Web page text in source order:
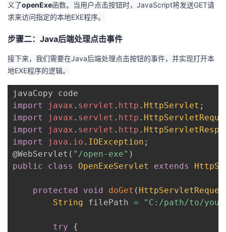
义了openExe函数。当用户点击按钮时，JavaScript将发送GET请
求来访问指定的本地EXE程序。
步骤二：Java后端处理点击事件
接下来，我们需要在Java后端处理点击按钮的事件，并实现打开本
地EXE程序的逻辑。
import
javax . servlet . http . HttpServlet ;
import
javax . servlet . http .
import
javax . servlet . http .
import
java . io . IOException ;
@WebServlet ( "/open-exe" )
public
class OpenExeServlet extends
protected void doGet (
String filePath = "C:/path/to/
try
{